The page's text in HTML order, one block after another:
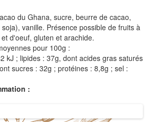
du Ghana, sucre, beurre de cacao,
vanille. Présence possible de fruits à
d'oeuf, gluten et arachide.
pour 100g :
kJ ; lipides : 37g, dont acides gras saturés
sucres : 32g ; protéines : 8,8g ; sel :
: